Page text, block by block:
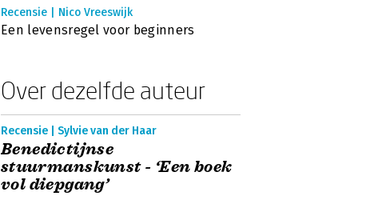
Recensie | Nico Vreeswijk
Een levensregel voor beginners
Over dezelfde auteur
Recensie | Sylvie van der Haar
Benedictijnse
stuurmanskunst - ‘Een boek
vol diepgang’